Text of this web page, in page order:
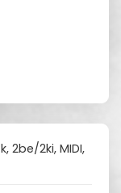
2be/2ki, MIDI,